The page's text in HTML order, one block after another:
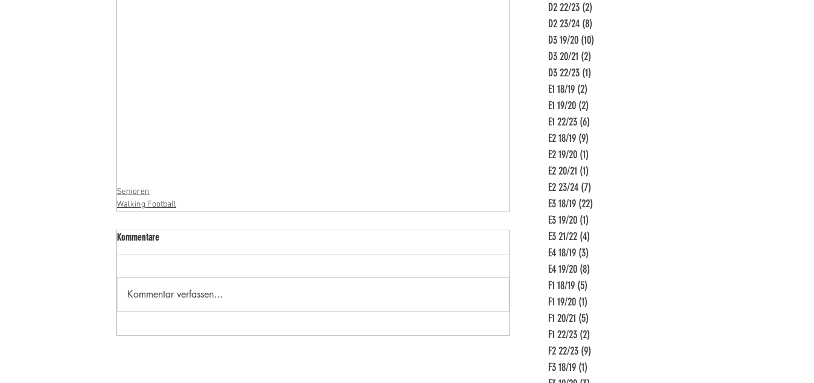
Senioren
Walking Football
Kommentare
Kommentar verfassen...
D2 22/23 (2)
D2 23/24 (8)
D3 19/20 (10)
D3 20/21 (2)
D3 22/23 (1)
E1 18/19 (2)
E1 19/20 (2)
E1 22/23 (6)
E2 18/19 (9)
E2 19/20 (1)
E2 20/21 (1)
E2 23/24 (7)
E3 18/19 (22)
E3 19/20 (1)
E3 21/22 (4)
E4 18/19 (3)
E4 19/20 (8)
F1 18/19 (5)
F1 19/20 (1)
F1 20/21 (5)
F1 22/23 (2)
F2 22/23 (9)
F3 18/19 (1)